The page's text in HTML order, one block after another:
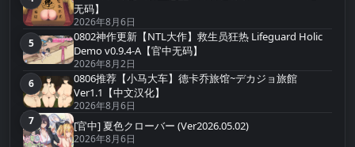
无码】
2026年8月6日
第5名
5
0802神作更新【NTL大作】救生员狂热 Lifeguard Holic
Demo v0.9.4-A【官中无码】
2026年8月2日
第6名
6
0806推荐【小马大车】德卡乔旅馆~デカジョ旅館
Ver1.1【中文汉化】
2026年8月6日
第7名
7 [官中] 夏色クローバー (Ver2026.05.02)
2026年8月6日